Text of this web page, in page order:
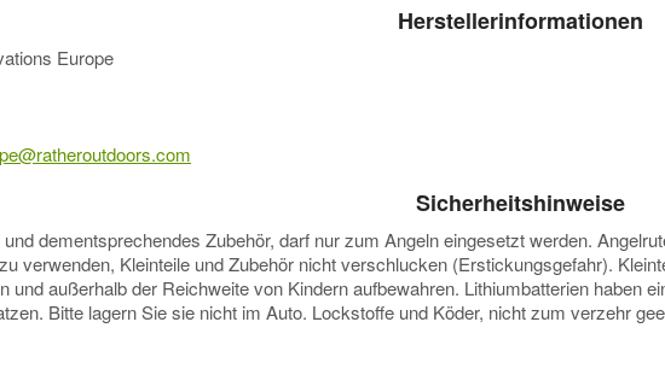
Herstellerinformationen
Europe
Sicherheitshinweise
dementsprechendes Zubehör, darf nur zum Angeln eingesetzt werden.
verwenden, Kleinteile und Zubehör nicht verschlucken (Erstickungsgefahr).
und außerhalb der Reichweite von Kindern aufbewahren. Lithiumbatterien haben
Bitte lagern Sie sie nicht im Auto. Lockstoffe und Köder, nicht zum verzehr